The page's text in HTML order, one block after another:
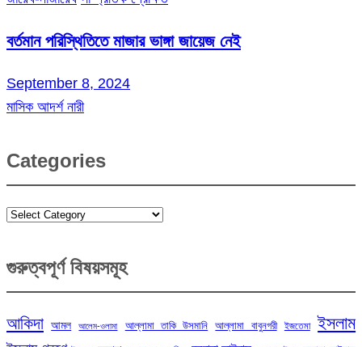
বর্তমান পরিস্থিতিতে মাজার ভাঙ্গা জায়েজ নেই
September 8, 2024
মাসিক আদর্শ নারী
Categories
Categories
গুরুত্বপূর্ণ বিষয়সমূহ
আকিদা আমল আলেম-ওলামা আল্লামা তাকি উসমানি আল্লামা বাবুনগরী ইজতেমা ইসলাম